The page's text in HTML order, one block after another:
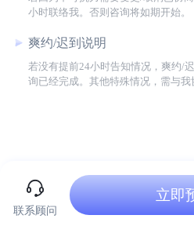
小时联络我。否则咨询将如期开始。
爽约/迟到说明
若没有提前24小时告知情况，爽约/
询已经完成。其他特殊情况，需与我
联系顾问
立即